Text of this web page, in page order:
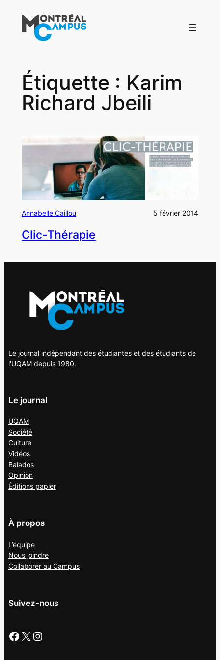
contenu
Étiquette : Karim
Richard Jbeili
Annabelle Caillou 5 février 2014
Clic-Thérapie
Le journal indépendant des étudiantes et des étudiants de
l'UQAM depuis 1980.
Le journal
UQAM
Société
Culture
Vidéos
Balados
Opinion
Éditions papier
À propos
L’équipe
Nous joindre
Collaborer au Campus
Suivez-nous
Facebook X Instagram